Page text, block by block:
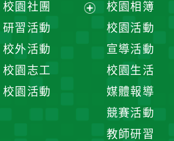
校園社團
研習活動
校外活動
校園志工
校園活動
校園相簿
校園活動
宣導活動
校園生活
媒體報導
競賽活動
教師研習